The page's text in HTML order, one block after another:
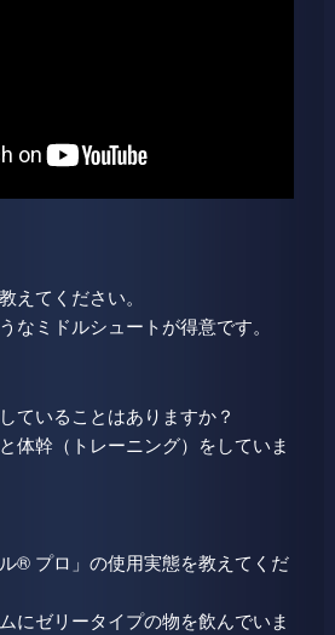
てください。
なミドルシュートが得意です。
いることはありますか？
体幹（トレーニング）をしていま
プロ」の使用実態を教えてくだ
にゼリータイプの物を飲んでいま